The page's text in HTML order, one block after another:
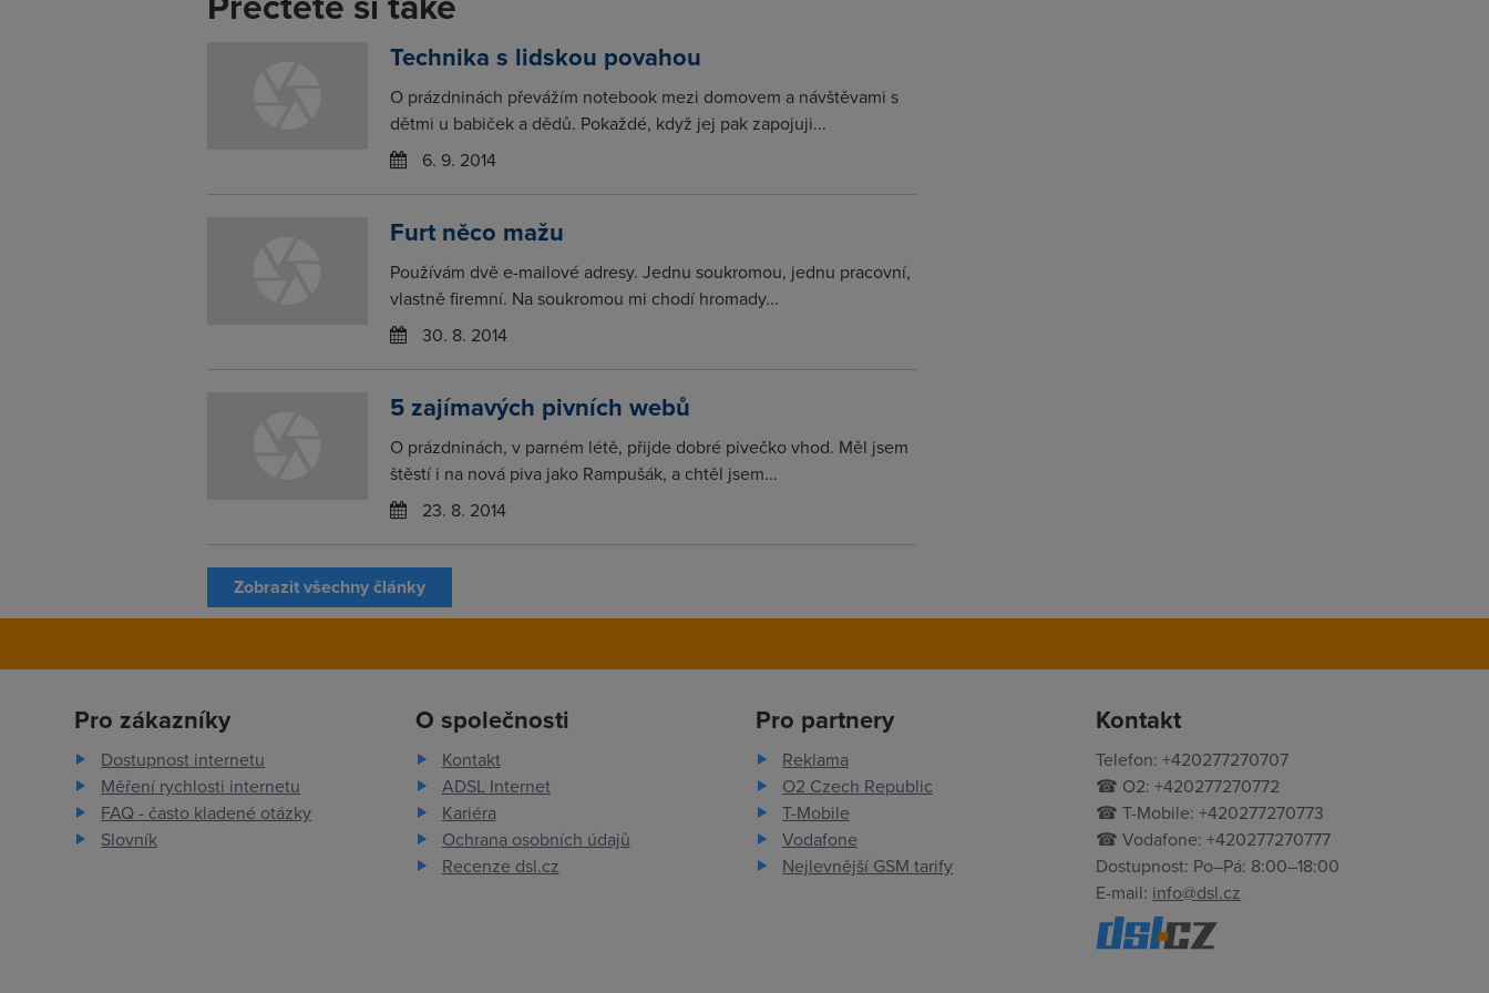
Technika s lidskou povahou
O prázdninách převážím notebook mezi domovem a návštěvami s
dětmi u babiček a dědů. Pokaždé, když jej pak zapojuji...
6. 9. 2014
Furt něco mažu
Používám dvě e-mailové adresy. Jednu soukromou, jednu pracovní,
vlastně firemní. Na soukromou mi chodí hromady...
30. 8. 2014
5 zajímavých pivních webů
O prázdninách, v parném létě, přijde dobré pivečko vhod. Měl jsem
štěstí i na nová piva jako Rampušák, a chtěl jsem...
23. 8. 2014
Zobrazit všechny články
Pro zákazníky
Dostupnost internetu
Měření rychlosti internetu
FAQ - často kladené otázky
Slovník
O společnosti
Kontakt
ADSL Internet
Kariéra
Ochrana osobních údajů
Recenze dsl.cz
Pro partnery
Reklama
O2 Czech Republic
T-Mobile
Vodafone
Nejlevnější GSM tarify
Kontakt
Telefon: +420277270707
☎ O2: +420277270772
☎ T-Mobile: +420277270773
☎ Vodafone: +420277270777
Dostupnost: Po–Pá: 8:00–18:00
E-mail: info@dsl.cz